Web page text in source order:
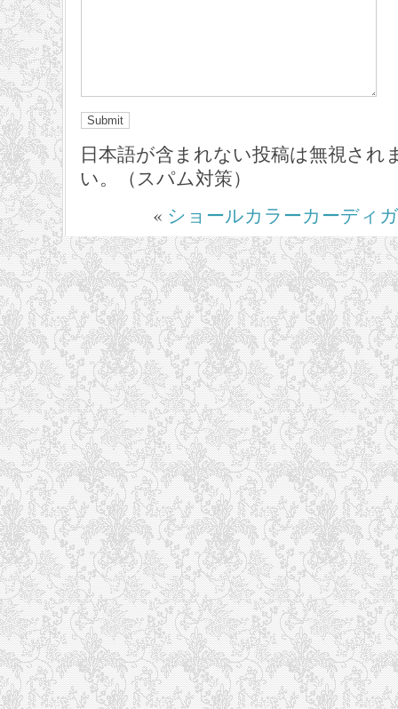
日本語が含まれない投稿は無視され
い。（スパム対策）
« ショールカラーカーディ